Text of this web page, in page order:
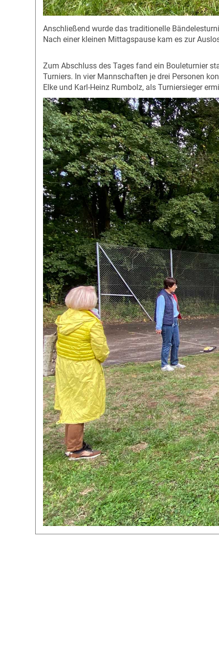
Anschließend wurde das traditionelle
Nach einer kleinen Mittagspause kam es zur
Zum Abschluss des Tages fand ein Bouleturnier
Turniers. In vier Mannschaften je drei Personen
Elke und Karl-Heinz Rumbolz, als Turniersieger